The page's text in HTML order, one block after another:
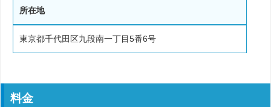
所在地
東京都千代田区九段南一丁目5番6号
料金